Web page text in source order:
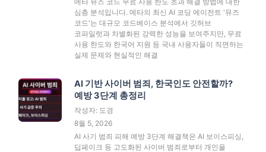
심층 분석입니다. 메타의 최신 AI 코딩 에이전트 '뮤즈
코드'는 대규모 코드베이스 분석에서 깃허브
코파일럿과 차별화된 강력한 성능을 보여주지만, 무료
사용 한도와 한국어 지원 등 국내 사용자들이 직면하는
실제 문제와 현실적인 해결
AI 기반 사이버 범죄, 한국인도 안전할까?
예방 3단계 총정리
작성자: 도경
8월 5, 2026
AI 사기 범죄 피해 예방 3단계 해결책은 AI 보이스피싱,
딥페이크 등 고도화된 사이버 범죄로부터 개인을